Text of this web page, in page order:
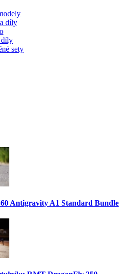
díly
díly
sety
Antigravity A1 Standard Bundle